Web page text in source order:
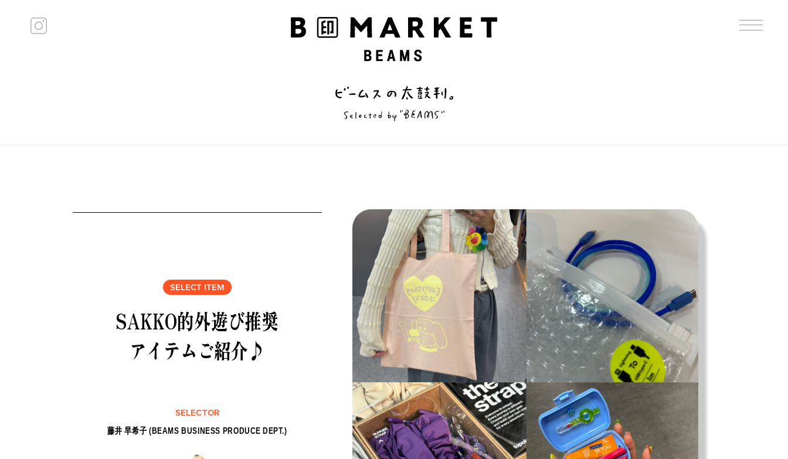
SELECT ITEM
SAKKO的外遊び推奨
アイテムご紹介♪
SELECTOR
藤井 早希子 (BEAMS BUSINESS PRODUCE DEPT.)
私の偏愛話、聞いていってくれませんか？ B印的太鼓判マップ
B印マーケットの食専門市場！ モノの本質が分かる、出合いのるつぼ
PICK UP